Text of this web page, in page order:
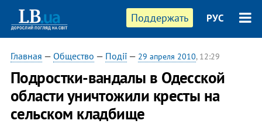
Поддержать РУС
Главная — Общество — Події— 29 апреля 2010, 12:29
Подростки-вандалы в Одесской
области уничтожили кресты на
сельском кладбище